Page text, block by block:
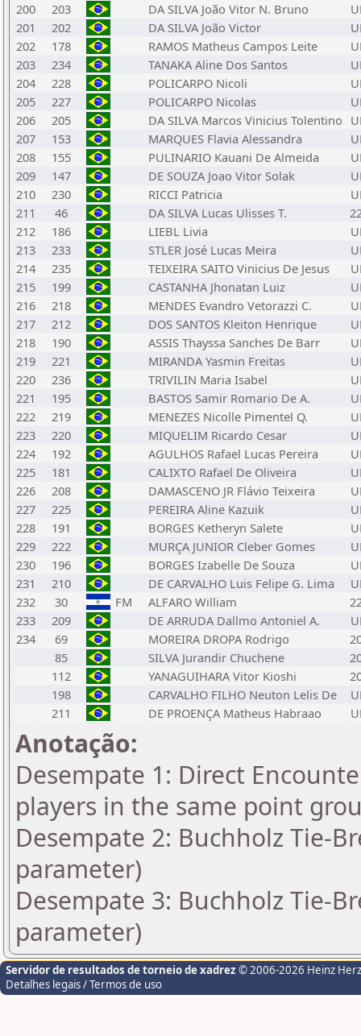
200
203 DA SILVA João Vitor N. Bruno
201
202 DA SILVA João Victor
202
178 RAMOS Matheus Campos Leite
203
234 TANAKA Aline Dos Santos
204
228 POLICARPO Nicoli
205
227 POLICARPO Nicolas
206
205 DA SILVA Marcos Vinicius Tolentino
207
153 MARQUES Flavia Alessandra
208
155 PULINARIO Kauani De Almeida
209
147 DE SOUZA Joao Vitor Solak
210
230 RICCI Patricia
211
46 DA SILVA Lucas Ulisses T.
212
186 LIEBL Livia
213
233 STLER José Lucas Meira
214
235 TEIXEIRA SAITO Vinicius De Jesus
215
199 CASTANHA Jhonatan Luiz
216
218 MENDES Evandro Vetorazzi C.
217
212 DOS SANTOS Kleiton Henrique
218
190 ASSIS Thayssa Sanches De Barr
219
221 MIRANDA Yasmin Freitas
220
236 TRIVILIN Maria Isabel
221
195 BASTOS Samir Romario De A.
222
219 MENEZES Nicolle Pimentel Q.
223
220 MIQUELIM Ricardo Cesar
224
192 AGULHOS Rafael Lucas Pereira
225
181 CALIXTO Rafael De Oliveira
226
208 DAMASCENO JR Flávio Teixeira
227
225 PEREIRA Aline Kazuik
228
191 BORGES Ketheryn Salete
229
222 MURÇA JUNIOR Cleber Gomes
230
196 BORGES Izabelle De Souza
231
210 DE CARVALHO Luis Felipe G. Lima
232
30 FM ALFARO William
233
209 DE ARRUDA Dallmo Antoniel A.
234
69 MOREIRA DROPA Rodrigo
85
SILVA Jurandir Chuchene
112
YANAGUIHARA Vitor Kioshi
198
CARVALHO FILHO Neuton Lelis De
211
DE PROENÇA Matheus Habraao
Anotação:
Desempate 1: Direct
players in the same point
Desempate 2: Buchholz Tie-
parameter)
Desempate 3: Buchholz Tie-
parameter)
Servidor de resultados de torneio de xadrez © 2006-2026 Heinz
Detalhes legais / Termos de uso